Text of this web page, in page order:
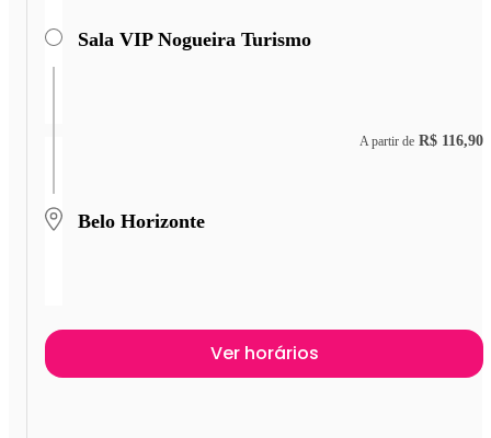
Sala VIP Nogueira Turismo
Belo Horizonte
A partir de R$ 116,90
Ver horários